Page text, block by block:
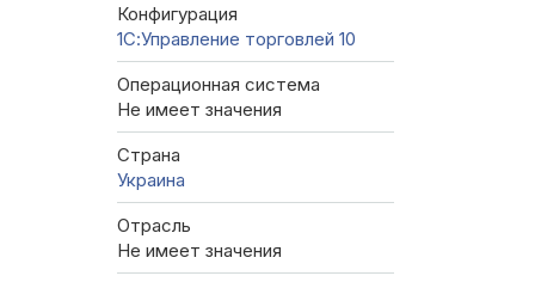
Конфигурация
1С:Управление торговлей 10
Операционная система
Не имеет значения
Страна
Украина
Отрасль
Не имеет значения